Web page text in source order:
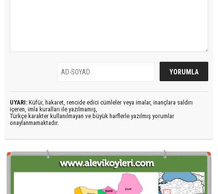
UYARI: Küfür, hakaret, rencide edici cümleler veya imalar, inançlara saldırı
içeren, imla kuralları ile yazılmamış,
Türkçe karakter kullanılmayan ve büyük harflerle yazılmış yorumlar
onaylanmamaktadır.